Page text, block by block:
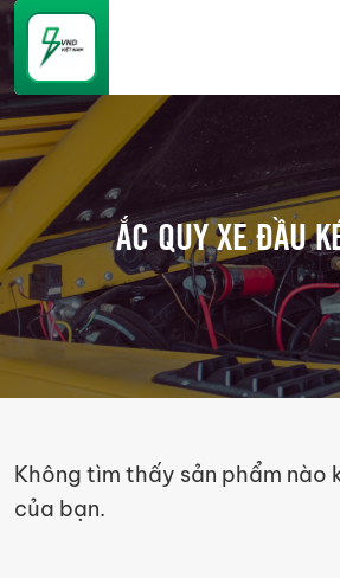
ẮC
QUY
CẦN
THƠ
Ắc
Quy
Cần
Thơ
chính
hãng
giá
tốt
ẮC QUY XE ĐẦU
Không tìm thấy sản phẩm nào
của bạn.